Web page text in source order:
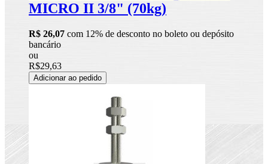
MICRO II 3/8" (70kg)
R$ 26,07 com 12% de desconto no boleto ou depósito
bancário
ou
R$29,63
Adicionar ao pedido